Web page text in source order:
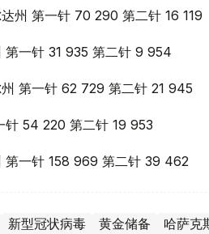
州 第一针 70 290 第二针 16 119
第一针 31 935 第二针 9 954
第一针 62 729 第二针 21 945
针 54 220 第二针 19 953
第一针 158 969 第二针 39 462
新型冠状病毒 黄金储备 哈萨克